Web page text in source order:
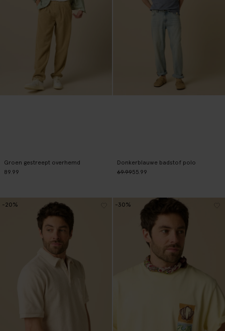
Groen gestreept overhemd
89.99
Donkerblauwe badstof polo
69.9955.99
-20% -30%